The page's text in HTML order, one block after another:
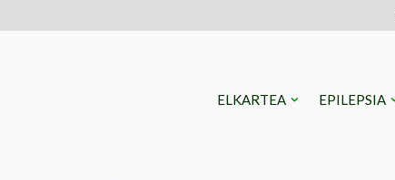
ELKARTEA EPILEPSIA